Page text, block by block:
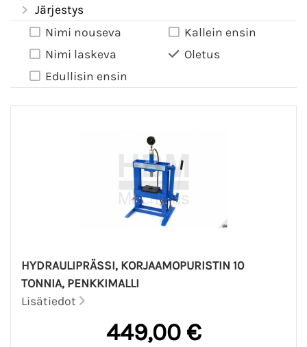
Järjestys
Nimi nouseva
Nimi laskeva
Edullisin ensin
Kallein ensin
Oletus
HYDRAULIPRÄSSI, KORJAAMOPURISTIN 10
TONNIA, PENKKIMALLI
Lisätiedot
449,00 €